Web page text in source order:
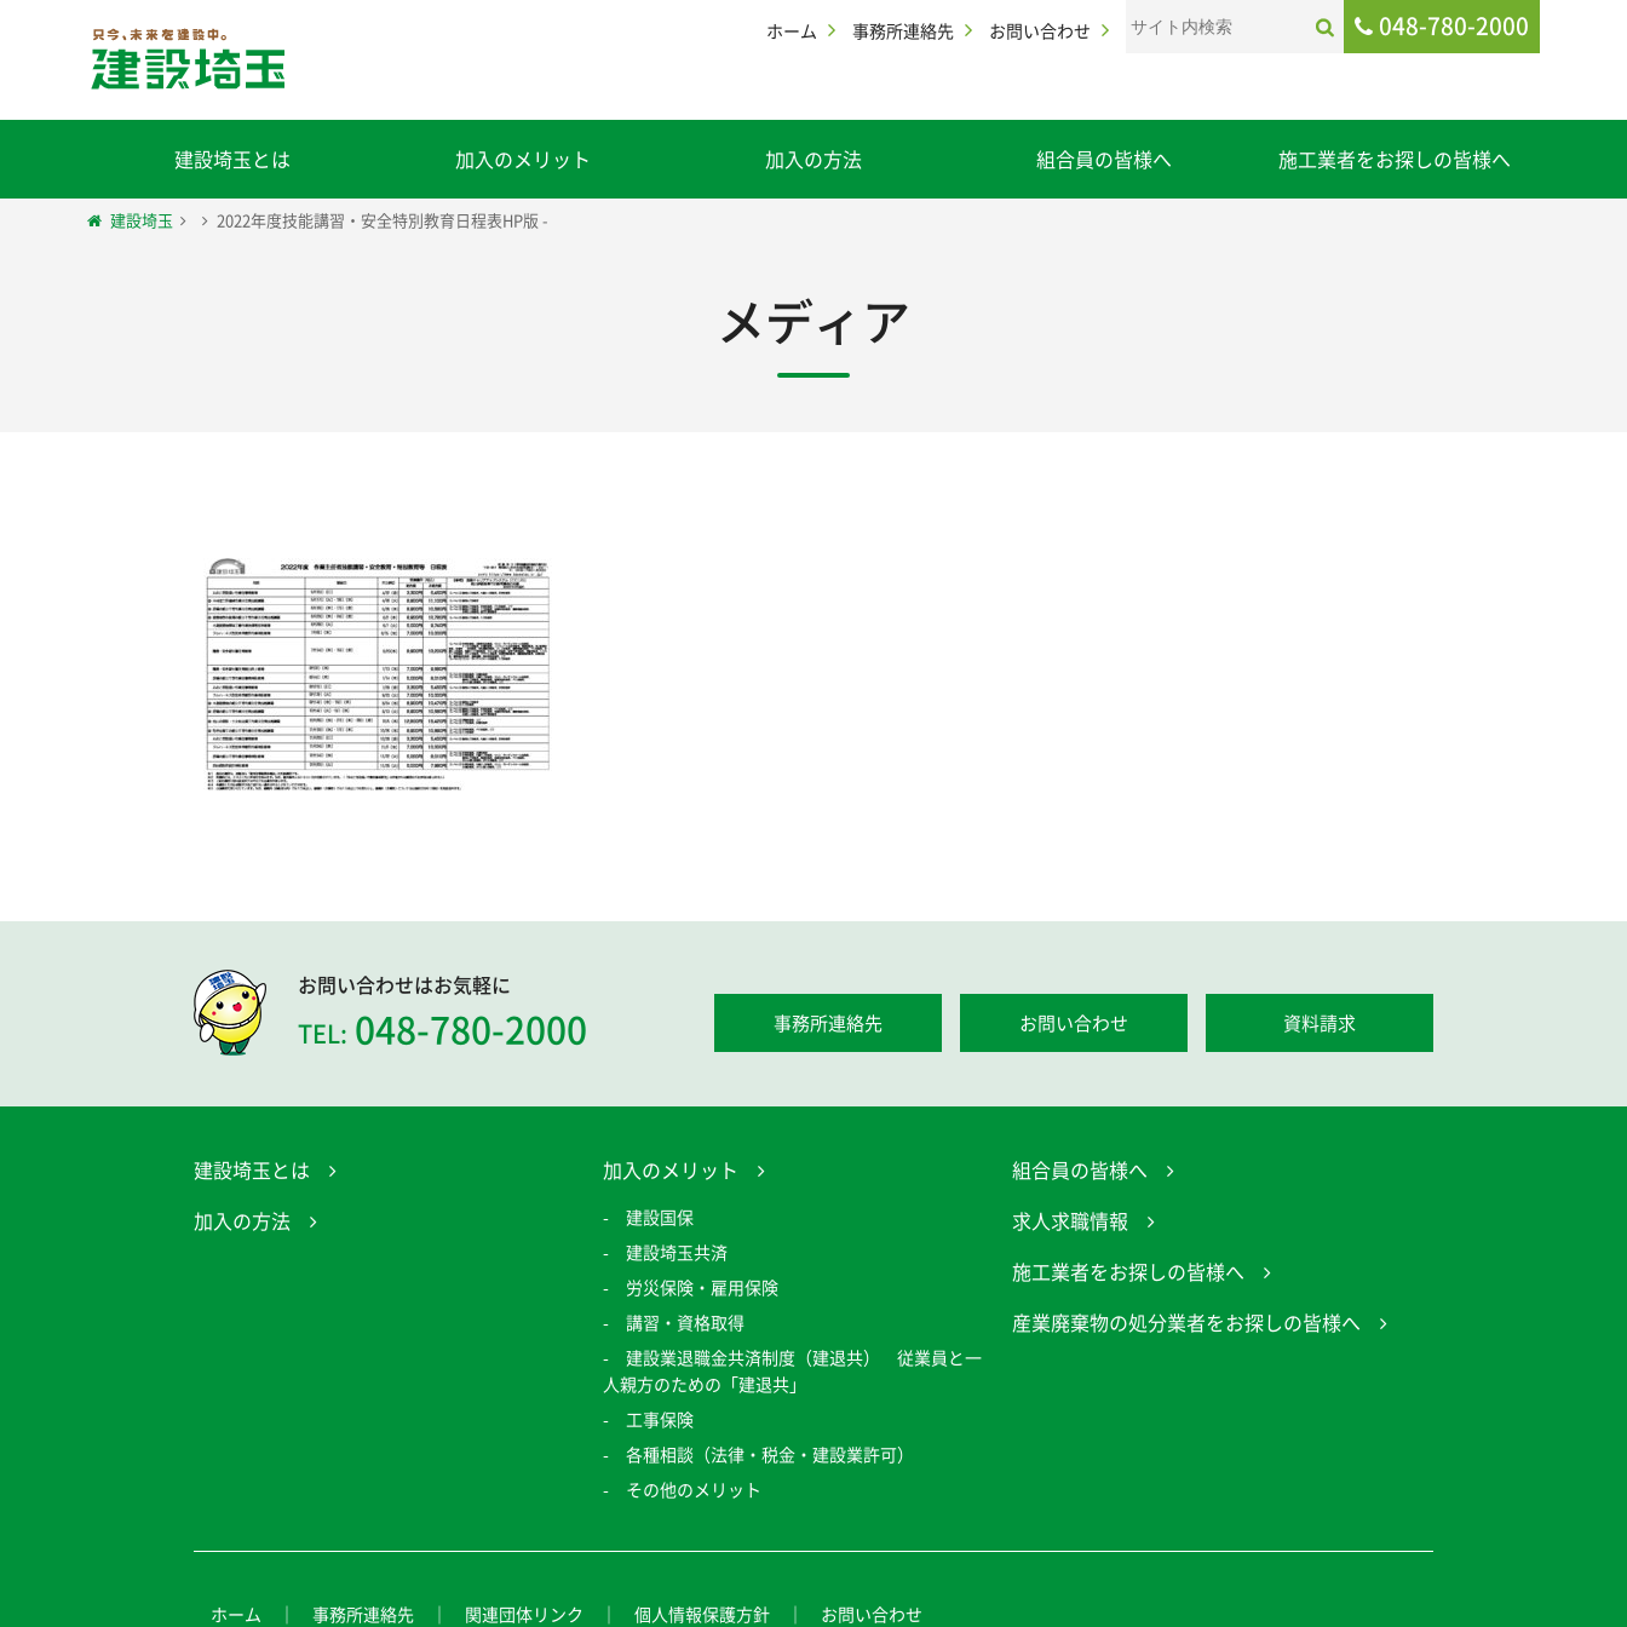
ホーム 事務所連絡先 お問い合わせ 048-780-2000
建設埼玉とは 加入のメリット 加入の方法 組合員の皆様へ 施工業者をお探しの皆様へ
建設埼玉 2022年度技能講習・安全特別教育日程表HP版 -
メディア
お問い合わせはお気軽に
TEL: 048-780-2000 事務所連絡先 お問い合わせ 資料請求
建設埼玉とは
加入の方法
加入のメリット
建設国保
建設埼玉共済
労災保険・雇用保険
講習・資格取得
建設業退職金共済制度（建退共） 従業員と一
人親方のための「建退共」
工事保険
各種相談（法律・税金・建設業許可）
その他のメリット
組合員の皆様へ
求人求職情報
施工業者をお探しの皆様へ
産業廃棄物の処分業者をお探しの皆様へ
ホーム 事務所連絡先 関連団体リンク 個人情報保護方針 お問い合わせ